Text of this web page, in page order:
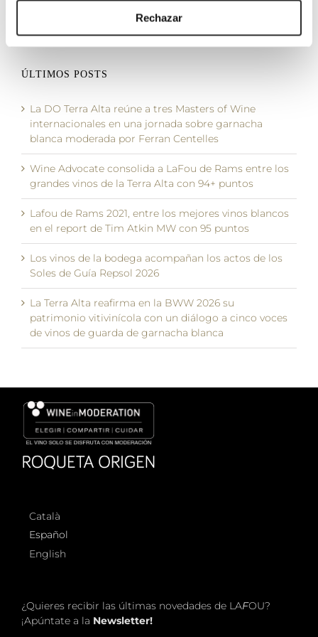
Rechazar
9 diciembre, 2025
ÚLTIMOS POSTS
La DO Terra Alta reúne a tres Masters of Wine
internacionales en una jornada sobre garnacha
blanca moderada por Ferran Centelles
Wine Advocate consolida a LaFou de Rams entre los
grandes vinos de la Terra Alta con 94+ puntos
Lafou de Rams 2021, entre los mejores vinos blancos
en el report de Tim Atkin MW con 95 puntos
Los vinos de la bodega acompañan los actos de los
Soles de Guía Repsol 2026
La Terra Alta reafirma en la BWW 2026 su
patrimonio vitivinícola con un diálogo a cinco voces
de vinos de guarda de garnacha blanca
Català
Español
English
¿Quieres recibir las últimas novedades de LAFOU?
¡Apúntate a la Newsletter!